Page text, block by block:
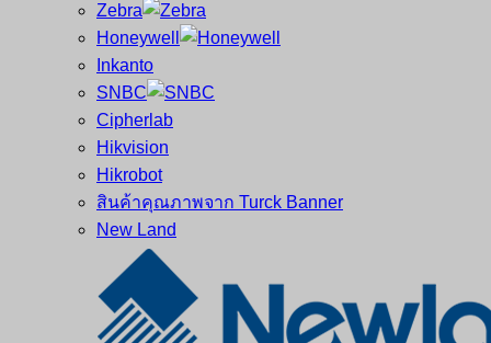
Zebra
Honeywell
Inkanto
SNBC
Cipherlab
Hikvision
Hikrobot
สินค้าคุณภาพจาก Turck Banner
New Land